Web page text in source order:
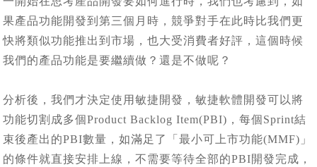
果產品功能開發到第三個月時，競爭對手在此時比我們更
快將類似功能推出到市場，也大受消費者好評，這個時候
我們的產品功能是要繼續做？還是不做呢？
分析後，我們才決定使用敏捷開發，敏捷軟體開發可以將
功能切割成多個Product Backlog Item(PBI)，每個Sprint結
束後產出的PBI數量，如滿足了「最小可上市功能(MMF)」
的條件就直接安排上線，不需要等待全部的PBI開發完成，